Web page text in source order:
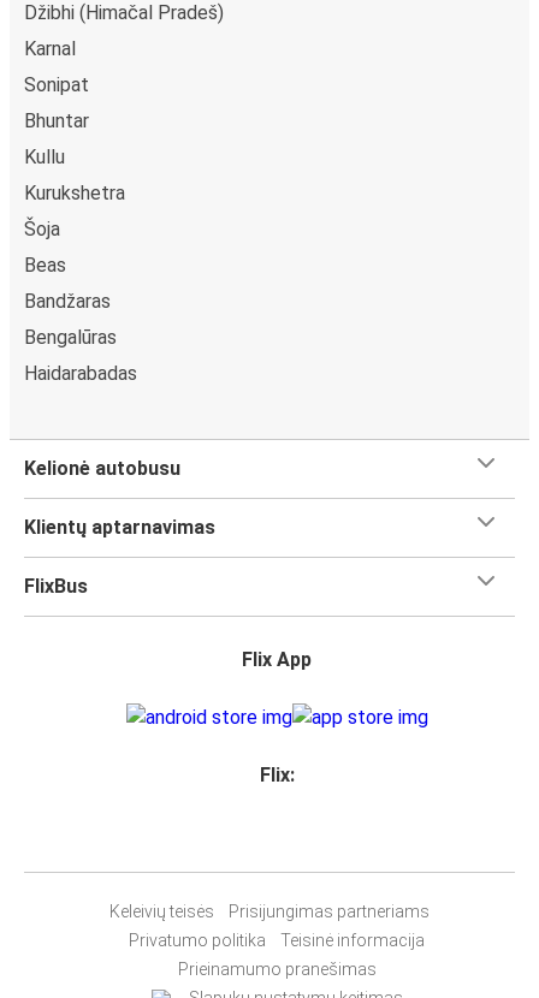
Džibhi (Himačal Pradeš)
Karnal
Sonipat
Bhuntar
Kullu
Kurukshetra
Šoja
Beas
Bandžaras
Bengalūras
Haidarabadas
Kelionė autobusu
Klientų aptarnavimas
FlixBus
Flix App
Flix:
Keleivių teisės
Prisijungimas partneriams
Privatumo politika
Teisinė informacija
Prieinamumo pranešimas